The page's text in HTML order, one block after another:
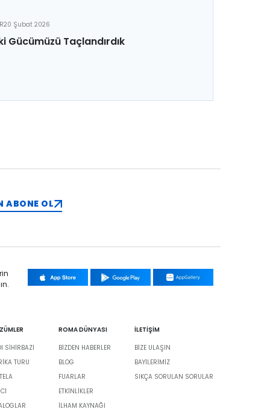
20 Şubat 2026
Gücümüzü Taçlandırdık
ABONE OL
SİHİRBAZI
TURU
ROMA DÜNYASI
BIZDEN HABERLER
BLOG
FUARLAR
ETKINLIKLER
İLHAM KAYNAĞI
İLETİŞİM
BIZE ULAŞIN
BAYILERIMIZ
SIKÇA SORULAN SORULAR